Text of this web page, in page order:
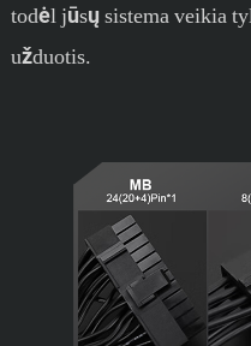
todėl jūsų sistema veikia
užduotis.